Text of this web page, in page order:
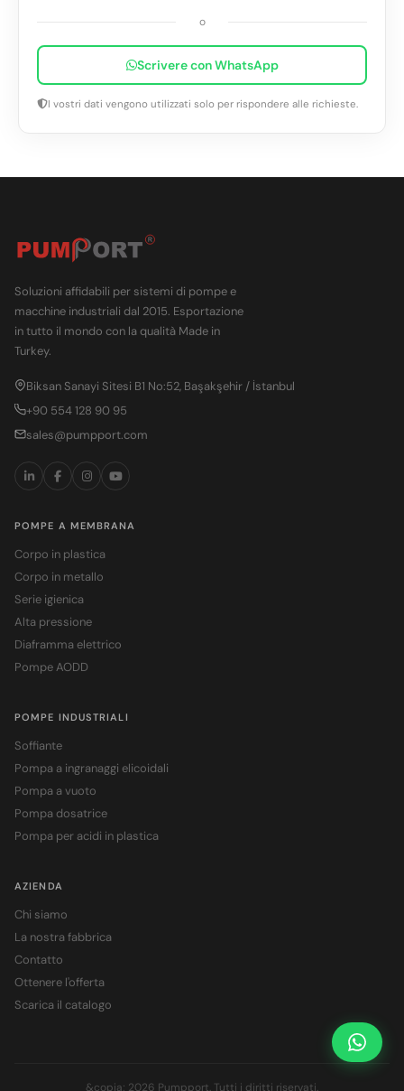
o
Scrivere con WhatsApp
I vostri dati vengono utilizzati solo per rispondere alle richieste.
Soluzioni affidabili per sistemi di pompe e
macchine industriali dal 2015. Esportazione
in tutto il mondo con la qualità Made in
Turkey.
Biksan Sanayi Sitesi B1 No:52, Başakşehir / İstanbul
+90 554 128 90 95
sales@pumpport.com
POMPE A MEMBRANA
Corpo in plastica
Corpo in metallo
Serie igienica
Alta pressione
Diaframma elettrico
Pompe AODD
POMPE INDUSTRIALI
Soffiante
Pompa a ingranaggi elicoidali
Pompa a vuoto
Pompa dosatrice
Pompa per acidi in plastica
AZIENDA
Chi siamo
La nostra fabbrica
Contatto
Ottenere l'offerta
Scarica il catalogo
&copia; 2026 Pumpport. Tutti i diritti riservati.